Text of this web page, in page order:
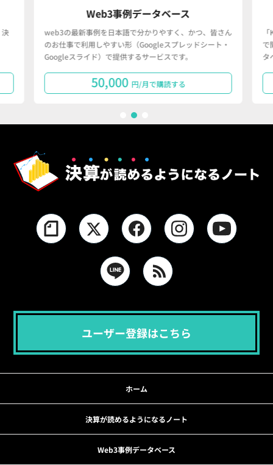
Web3事例データベース
web3の最新事例を日本語で分かりやすく、かつ、皆さん
のお仕事で利用しやすい形（Googleスプレッドシート・
Googleスライド）で提供するサービスです。
50,000 円/月で購読する
で
タ
ユーザー登録はこちら
ホーム
決算が読めるようになるノート
Web3事例データベース